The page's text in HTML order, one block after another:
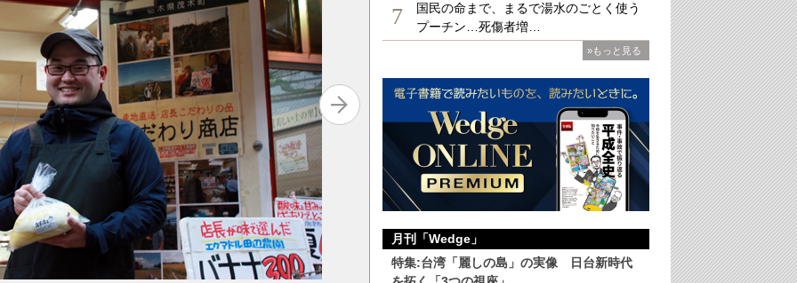
7
国民の命まで、まるで湯水のごとく使う
プーチン…死傷者増…
»もっと見る
月刊「Wedge」
特集:台湾「麗しの島」の実像 日台新時代